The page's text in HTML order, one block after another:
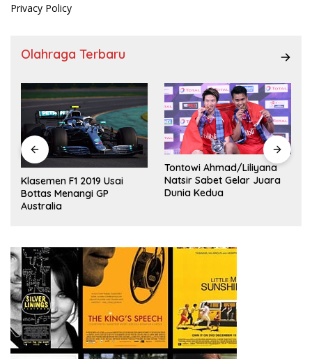
Privacy Policy
Olahraga Terbaru
Klasemen F1 2019 Usai
Bottas Menangi GP
Australia
Tontowi Ahmad/Liliyana
Natsir Sabet Gelar Juara
Dunia Kedua